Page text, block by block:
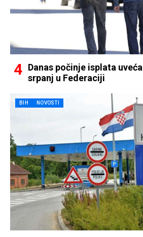
Danas počinje isplata
srpanj u Federaciji
BIH NOVOSTI